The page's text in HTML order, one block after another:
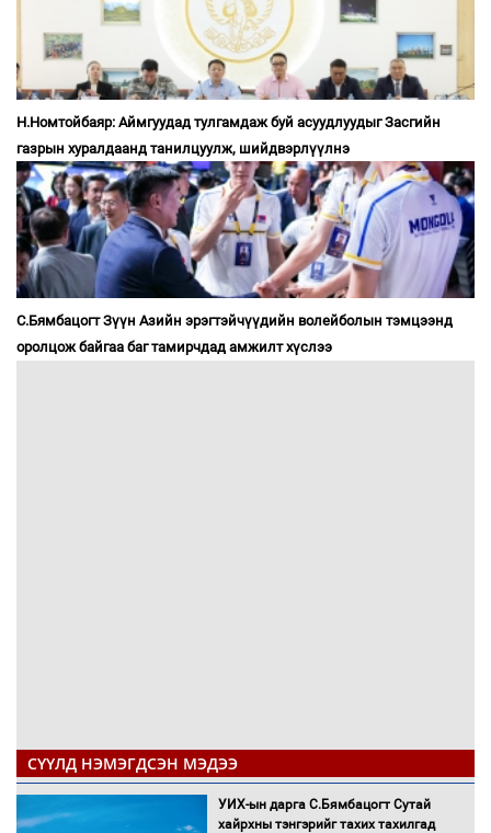
Н.Номтойбаяр: Аймгуудад тулгамдаж буй асуудлуудыг Засгийн
газрын хуралдаанд танилцуулж, шийдвэрлүүлнэ
С.Бямбацогт Зүүн Азийн эрэгтэйчүүдийн волейболын тэмцээнд
оролцож байгаа баг тамирчдад амжилт хүслээ
СҮҮЛД НЭМЭГДСЭН МЭДЭЭ
УИХ-ын дарга С.Бямбацогт Сутай
хайрхны тэнгэрийг тахих тахилгад